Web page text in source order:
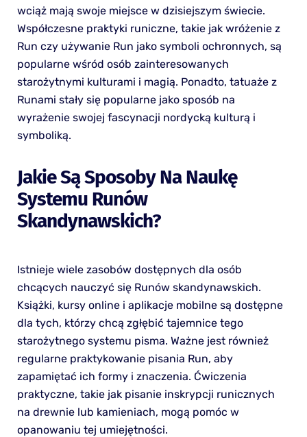
wciąż mają swoje miejsce w dzisiejszym świecie.
Współczesne praktyki runiczne, takie jak wróżenie z
Run czy używanie Run jako symboli ochronnych, są
popularne wśród osób zainteresowanych
starożytnymi kulturami i magią. Ponadto, tatuaże z
Runami stały się popularne jako sposób na
wyrażenie swojej fascynacji nordycką kulturą i
symboliką.
Jakie Są Sposoby Na Naukę
Systemu Runów
Skandynawskich?
Istnieje wiele zasobów dostępnych dla osób
chcących nauczyć się Runów skandynawskich.
Książki, kursy online i aplikacje mobilne są dostępne
dla tych, którzy chcą zgłębić tajemnice tego
starożytnego systemu pisma. Ważne jest również
regularne praktykowanie pisania Run, aby
zapamiętać ich formy i znaczenia. Ćwiczenia
praktyczne, takie jak pisanie inskrypcji runicznych
na drewnie lub kamieniach, mogą pomóc w
opanowaniu tej umiejętności.